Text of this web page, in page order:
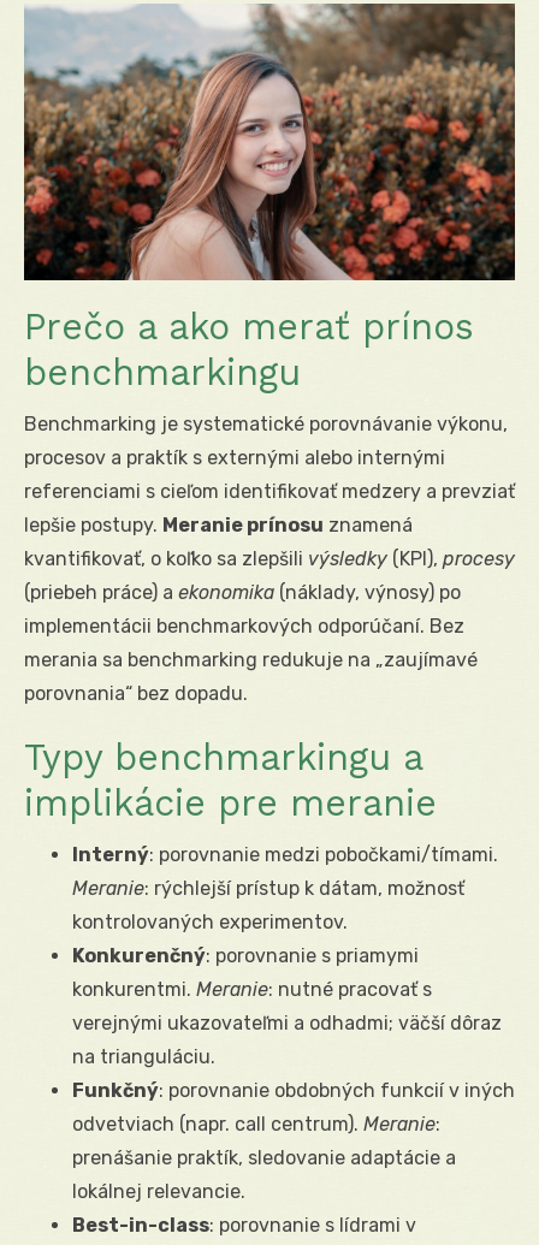
Prečo a ako merať prínos
benchmarkingu
Benchmarking je systematické porovnávanie výkonu,
procesov a praktík s externými alebo internými
referenciami s cieľom identifikovať medzery a prevziať
lepšie postupy. Meranie prínosu znamená
kvantifikovať, o koľko sa zlepšili výsledky (KPI), procesy
(priebeh práce) a ekonomika (náklady, výnosy) po
implementácii benchmarkových odporúčaní. Bez
merania sa benchmarking redukuje na „zaujímavé
porovnania“ bez dopadu.
Typy benchmarkingu a
implikácie pre meranie
Interný: porovnanie medzi pobočkami/tímami.
Meranie: rýchlejší prístup k dátam, možnosť
kontrolovaných experimentov.
Konkurenčný: porovnanie s priamymi
konkurentmi. Meranie: nutné pracovať s
verejnými ukazovateľmi a odhadmi; väčší dôraz
na trianguláciu.
Funkčný: porovnanie obdobných funkcií v iných
odvetviach (napr. call centrum). Meranie:
prenášanie praktík, sledovanie adaptácie a
lokálnej relevancie.
Best-in-class: porovnanie s lídrami v